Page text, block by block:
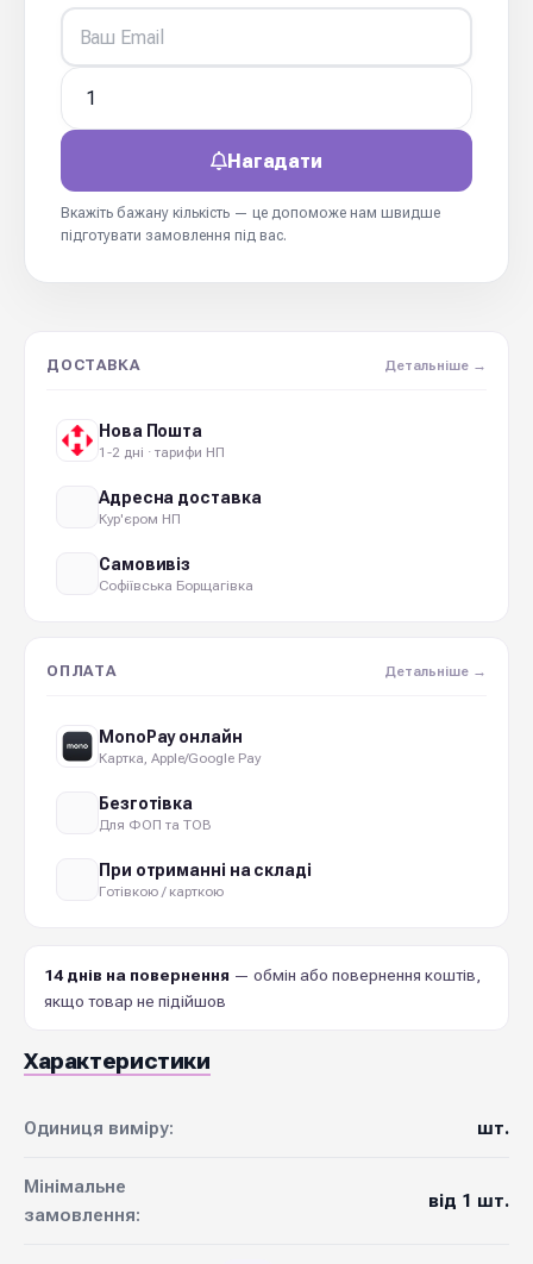
Нагадати
Вкажіть бажану кількість — це допоможе нам швидше
підготувати замовлення під вас.
ДОСТАВКА Детальніше →
Нова Пошта
1-2 дні · тарифи НП
Адресна доставка
Кур'єром НП
Самовивіз
Софіївська Борщагівка
ОПЛАТА Детальніше →
MonoPay онлайн
Картка, Apple/Google Pay
Безготівка
Для ФОП та ТОВ
При отриманні на складі
Готівкою / карткою
14 днів на повернення — обмін або повернення коштів,
якщо товар не підійшов
Характеристики
Одиниця виміру: шт.
Мінімальне
замовлення:
від 1 шт.